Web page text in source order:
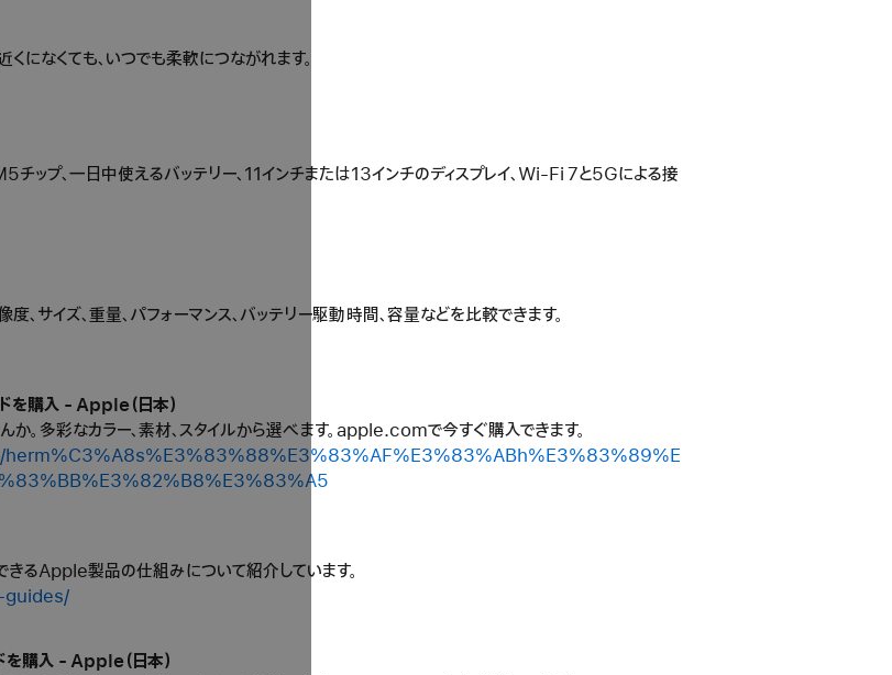
なくても、いつでも柔軟につながれます。
、一日中使えるバッテリー、11インチまたは13インチのディスプレイ、Wi-Fi 7と5Gによる接
イズ、重量、パフォーマンス、バッテリー駆動時間、容量などを比較できます。
購入 - Apple（日本）
。多彩なカラー、素材、スタイルから選べます。apple.comで今すぐ購入できます。
るApple製品の仕組みについて紹介しています。
購入 - Apple（日本）